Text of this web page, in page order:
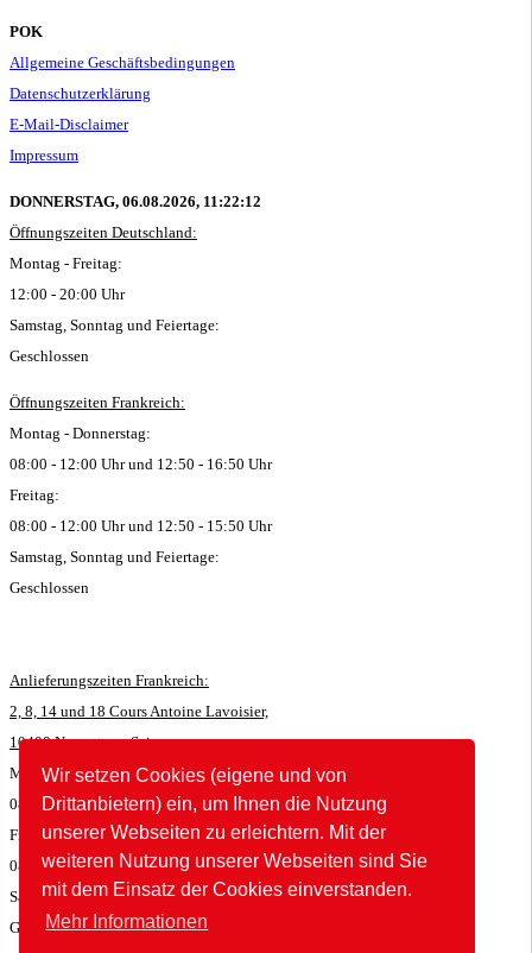
Wir setzen Cookies (eigene und von
Drittanbietern) ein, um Ihnen die Nutzung
unserer Webseiten zu erleichtern. Mit der
weiteren Nutzung unserer Webseiten sind Sie
mit dem Einsatz der Cookies einverstanden.
Mehr Informationen
POK
Allgemeine Geschäftsbedingungen
Datenschutzerklärung
E-Mail-Disclaimer
Impressum
DONNERSTAG, 06.08.2026, 11:22:12
Öffnungszeiten Deutschland:
Montag - Freitag:
12:00 - 20:00 Uhr
Samstag, Sonntag und Feiertage:
Geschlossen
Öffnungszeiten Frankreich:
Montag - Donnerstag:
08:00 - 12:00 Uhr und 12:50 - 16:50 Uhr
Freitag:
08:00 - 12:00 Uhr und 12:50 - 15:50 Uhr
Samstag, Sonntag und Feiertage:
Geschlossen
Anlieferungszeiten Frankreich:
2, 8, 14 und 18 Cours Antoine Lavoisier,
10400 Nogent-sur-Seine:
Montag - Donnerstag:
08:00 - 11:45 Uhr und 12:50 - 16:35 Uhr
Freitag:
08:00 - 11:45 Uhr und 12:50 - 15:35 Uhr
Samstag, Sonntag und Feiertage:
Geschlossen